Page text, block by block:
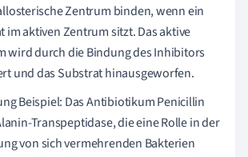
Zentrum binden, wenn ein
im aktiven Zentrum sitzt. Das aktive
wird durch die Bindung des Inhibitors
und das Substrat hinausgeworfen.
Beispiel: Das Antibiotikum Penicillin
Transpeptidase, die eine Rolle in der
von sich vermehrenden Bakterien